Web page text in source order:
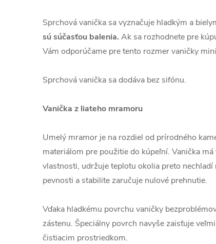
Sprchová vanička sa vyznačuje hladkým a
sú súčasťou balenia. Ak sa rozhodnete pre
Vám odporúčame pre tento rozmer vaničky
Sprchová vanička sa dodáva bez sifónu.
Vanička z liateho mramoru
Umelý mramor je na rozdiel od prírodného
materiálom pre použitie do kúpeľní. Vanička
vlastnosti, udržuje teplotu okolia preto nechladí
pevnosti a stabilite zaručuje nulové prehnutie.
Vďaka hladkému povrchu vaničky
zástenu. Špeciálny povrch navyše zaisťuje
čistiacim prostriedkom.